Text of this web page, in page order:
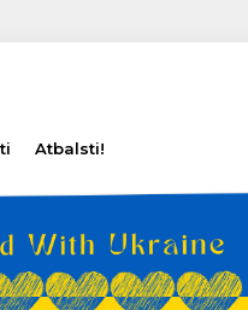
Atbalsti!